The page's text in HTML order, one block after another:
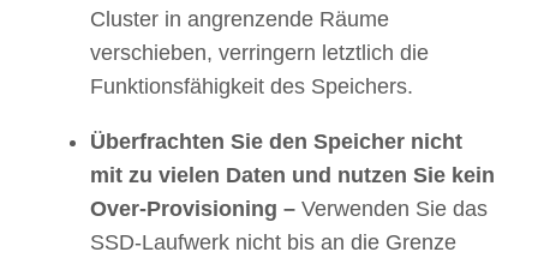
Cluster in angrenzende Räume
verschieben, verringern letztlich die
Funktionsfähigkeit des Speichers.
Überfrachten Sie den Speicher nicht
mit zu vielen Daten und nutzen Sie kein
Over-Provisioning – Verwenden Sie das
SSD-Laufwerk nicht bis an die Grenze